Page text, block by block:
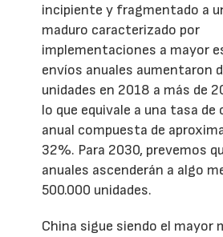
incipiente y fragmentado a
maduro caracterizado por
implementaciones a mayor
envíos anuales aumentaron
unidades en 2018 a más de
lo que equivale a una tasa
anual compuesta de
32%. Para 2030, prevemos
anuales ascenderán a algo
500.000 unidades.
China sigue siendo el mayor